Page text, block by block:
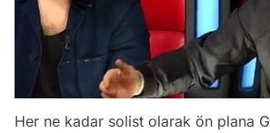
Her ne kadar solist olarak ön plana